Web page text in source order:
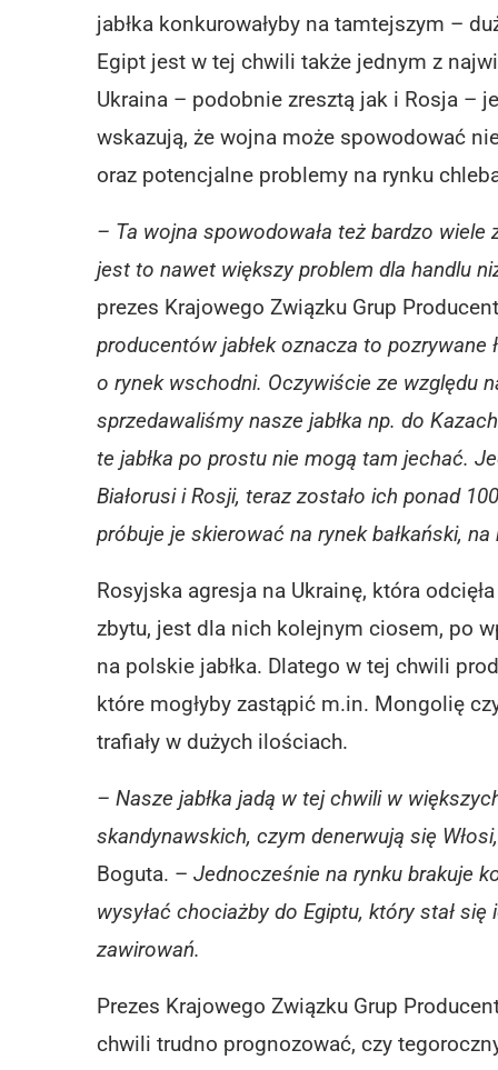
jabłka konkurowałyby na tamtejszym –
Egipt jest w tej chwili także jednym z
Ukraina – podobnie zresztą jak i Rosja –
wskazują, że wojna może spowodować
oraz potencjalne problemy na rynku
– Ta wojna spowodowała też bardzo
jest to nawet większy problem dla handlu
prezes Krajowego Związku Grup
producentów jabłek oznacza to
o rynek wschodni. Oczywiście ze względu
sprzedawaliśmy nasze jabłka np. do
te jabłka po prostu nie mogą tam jechać.
Białorusi i Rosji, teraz zostało ich ponad
próbuje je skierować na rynek bałkański,
Rosyjska agresja na Ukrainę, która
zbytu, jest dla nich kolejnym ciosem, po
na polskie jabłka. Dlatego w tej chwili
które mogłyby zastąpić m.in. Mongolię
trafiały w dużych ilościach.
– Nasze jabłka jadą w tej chwili w
skandynawskich, czym denerwują się
Boguta. – Jednocześnie na rynku brakuje
wysyłać chociażby do Egiptu, który stał
zawirowań.
Prezes Krajowego Związku Grup
chwili trudno prognozować, czy